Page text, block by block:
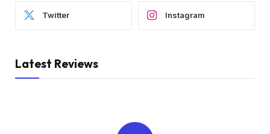
Twitter Instagram
Latest Reviews